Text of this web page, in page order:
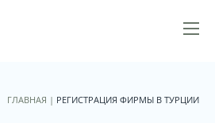
ГЛАВНАЯ | РЕГИСТРАЦИЯ ФИРМЫ В ТУРЦИИ